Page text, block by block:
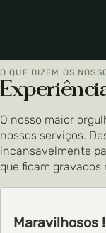
O QUE DIZEM OS
O nosso maior
nossos serviços.
incansavelmente
que ficam gravados
Maravilhosos